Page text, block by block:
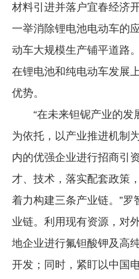
材料引进并落户宜春经济
一举消除锂电池电动车的
动车大规模生产铺平道路
在锂电池和纯电动车发展
优势。
“在未来钽铌产业的发
为依托，以产业推进机制
内的优强企业进行招商引
才、技术，落实配套政策
着力构建三条产业链。”
业链。利用现有资源，对
地企业进行氟钽酸钾及高
开发；同时，紧盯以中国